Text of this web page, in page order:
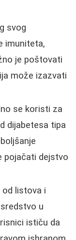
svog
imuniteta,
je poštovati
može izazvati
se koristi za
dijabetesa tipa
pojačati dejstvo
od listova i
u
ističu da